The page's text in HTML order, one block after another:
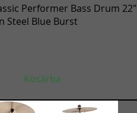
Gyorsnézet
Performer Bass Drum 22"
Steel Blue Burst
Kosárba